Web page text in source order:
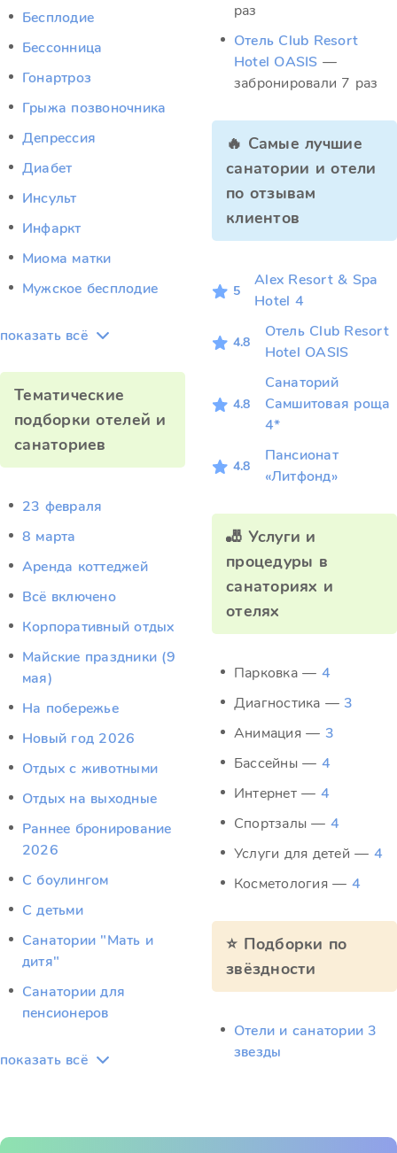
Бесплодие
Бессонница
Гонартроз
Грыжа позвоночника
Депрессия
Диабет
Инсульт
Инфаркт
Миома матки
Мужское бесплодие
показать всё
Тематические
подборки отелей и
санаториев
23 февраля
8 марта
Аренда коттеджей
Всё включено
Корпоративный отдых
Майские праздники (9
мая)
На побережье
Новый год 2026
Отдых c животными
Отдых на выходные
Раннее бронирование
2026
С боулингом
С детьми
Санатории "Мать и
дитя"
Санатории для
пенсионеров
показать всё
раз
Отель Club Resort
Hotel OASIS —
забронировали 7 раз
🔥 Самые лучшие
санатории и отели
по отзывам
клиентов
5
Alex Resort & Spa
Hotel 4
4.8
Отель Club Resort
Hotel OASIS
4.8
Санаторий
Самшитовая роща
4*
4.8
Пансионат
«Литфонд»
🎳 Услуги и
процедуры в
санаториях и
отелях
Парковка — 4
Диагностика — 3
Анимация — 3
Бассейны — 4
Интернет — 4
Спортзалы — 4
Услуги для детей — 4
Косметология — 4
⭐ Подборки по
звёздности
Отели и санатории 3
звезды